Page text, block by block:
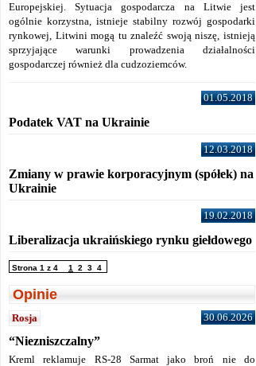
Europejskiej. Sytuacja gospodarcza na Litwie jest
ogólnie korzystna, istnieje stabilny rozwój gospodarki
rynkowej, Litwini mogą tu znaleźć swoją niszę, istnieją
sprzyjające warunki prowadzenia działalności
gospodarczej również dla cudzoziemców.
01.05.2018
Podatek VAT na Ukrainie
12.03.2018
Zmiany w prawie korporacyjnym (spółek) na
Ukrainie
19.02.2018
Liberalizacja ukraińskiego rynku giełdowego
Strona 1 z 4 1 2 3 4
Opinie
Rosja 30.06.2026
“Niezniszczalny”
Kreml reklamuje RS-28 Sarmat jako broń nie do